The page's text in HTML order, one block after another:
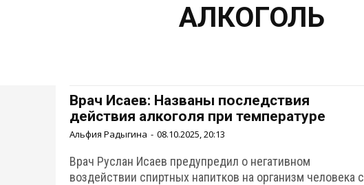
АЛКОГОЛЬ
Врач Исаев: Названы последствия
действия алкоголя при температуре
Альфия Радыгина - 08.10.2025, 20:13
Врач Руслан Исаев предупредил о негативном
воздействии спиртных напитков на организм человека с